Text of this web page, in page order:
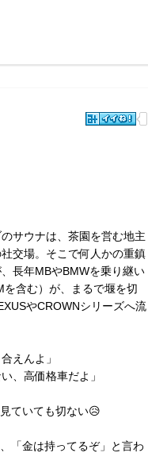
サウナは、茶園を営む地主
交場。そこで何人かの重鎮
長年MBやBMWを乗り継い
含む）が、まるで堰を切
やCROWNシリーズへ流
えんよ」
、高価格車だよ」
ていても切ない😥
「金は持ってるぞ」と言わ